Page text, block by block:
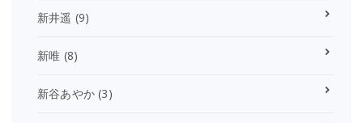
新井遥 (9)
新唯 (8)
新谷あやか (3)